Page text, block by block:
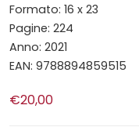
Formato: 16 x 23
Pagine: 224
Anno: 2021
EAN: 9788894859515
€20,00